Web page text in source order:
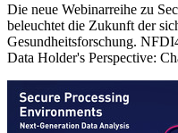
Die neue Webinarreihe zu
beleuchtet die Zukunft der
Gesundheitsforschung.
Data Holder's Perspective: